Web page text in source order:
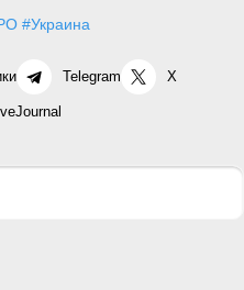
#Украина
Telegram X